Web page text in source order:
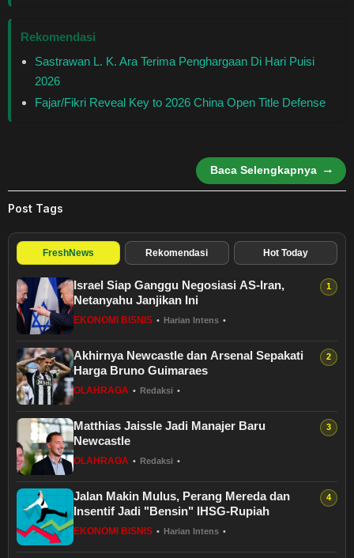
Pariwisata
Healthstyle
Cerpen
Kolom
Puisi
Religi
Travel
Environmental
Rekomendasi
Sastrawan L. K. Ara Terima Penghargaan Di Hari Puisi
2026
Fajar/Fikri Reveal Key to 2026 China Open Title Defense
Baca Selengkapnya
Post Tags
FreshNews Rekomendasi Hot Today
Israel Siap Ganggu Negosiasi AS-Iran,
Netanyahu Janjikan Ini
EKONOMI BISNIS • Harian Intens •
Akhirnya Newcastle dan Arsenal Sepakati
Harga Bruno Guimaraes
OLAHRAGA • Redaksi •
Matthias Jaissle Jadi Manajer Baru
Newcastle
OLAHRAGA • Redaksi •
Jalan Makin Mulus, Perang Mereda dan
Insentif Jadi "Bensin" IHSG-Rupiah
EKONOMI BISNIS • Harian Intens •